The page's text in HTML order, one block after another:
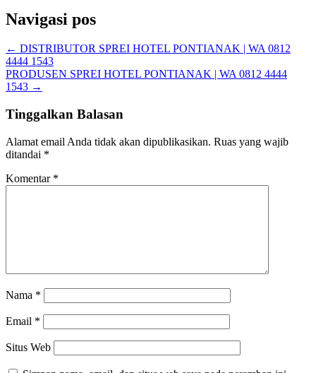
Navigasi pos
← DISTRIBUTOR SPREI HOTEL PONTIANAK | WA 0812
4444 1543
PRODUSEN SPREI HOTEL PONTIANAK | WA 0812 4444
1543 →
Tinggalkan Balasan
Alamat email Anda tidak akan dipublikasikan. Ruas yang wajib
ditandai *
Komentar *
Nama *
Email *
Situs Web